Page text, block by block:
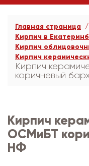
Главная страница
Кирпич в
Кирпич
Кирпич
Кирпич
коричневый
Кирпич
ОСМиБТ
НФ